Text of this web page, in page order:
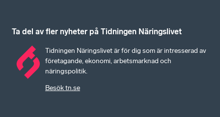
Ta del av fler nyheter på Tidningen Näringslivet
Tidningen Näringslivet är för dig som är intresserad av
företagande, ekonomi, arbetsmarknad och
näringspolitik.
Besök tn.se